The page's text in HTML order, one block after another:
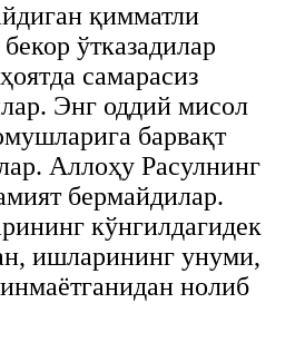
қимматли
ўтказадилар
самарасиз
Энг оддий мисол
барвақт
Аллоҳу Расулнинг
бермайдилар.
кўнгилдагидек
ишларининг унуми,
нолиб